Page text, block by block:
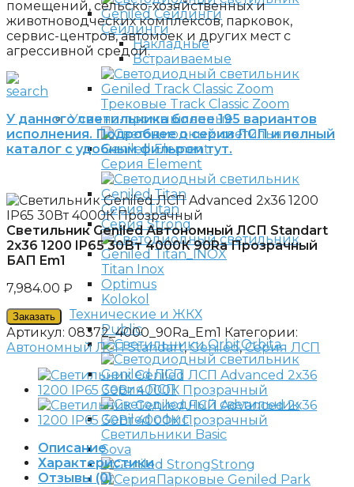
Сейлинги
Накладные
Встраиваемые
Трековые Track Classic Zoom
Улично-промышленные
Серия Element
Серия Titan
Серия Strong
Titan Inox
Optimus
Kolokol
Технические и ЖКХ
Public
Orbita
Серия ЛСП
Светильники Basic
Sova
Strong
Парковые Geniled Park
помещений, сельско-хозяйственных и
животноводческих комплексов, парковок,
сервис-центров, автомоек и других мест с
агрессивной средой.
У данного светильника более 195 вариантов
исполнения. Подробнее о серии ЛСП и полный
каталог с удобным фильром тут.
Светильник Geniled Автономный ЛСП Standart
2х36 1200 IP65 30Вт 4000К 90Ra Прозрачный
БАП Em1
7,984.00 ₽
Заказать
Артикул: 08372_4000_90Ra_Em1 Категории:
Автономный ЛСП Standart,Geniled,Серия ЛСП
Описание
Характеристики
Отзывы (0)